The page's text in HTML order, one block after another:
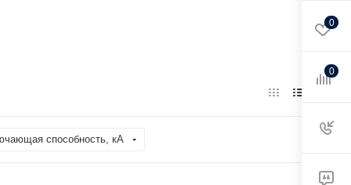
способность, кА
0
0